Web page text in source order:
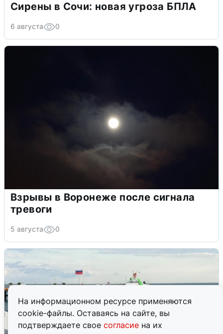
На информационном ресурсе применяются
cookie-файлы. Оставаясь на сайте, вы
подтверждаете свое согласие на их
Сирены в Сочи: новая угроза БПЛА
6 августа 0
Взрывы в Воронеже после сигнала
тревоги
5 августа 0